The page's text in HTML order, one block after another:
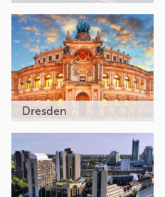
Dresden